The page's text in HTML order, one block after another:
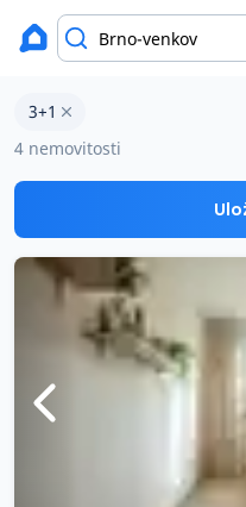
Prodat
Prodej s Reas.cz
Chytrý odhad
Ceny
Přehled
Byty na prodej
Byty 3+1 na prodej v
3+1
4 nemovitosti